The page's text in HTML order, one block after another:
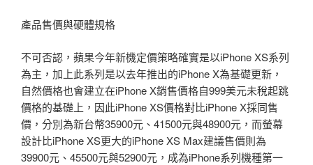
產品售價與硬體規格
不可否認，蘋果今年新機定價策略確實是以iPhone XS系列
為主，加上此系列是以去年推出的iPhone X為基礎更新，
自然價格也會建立在iPhone X銷售價格自999美元未稅起跳
價格的基礎上，因此iPhone XS價格對比iPhone X採同售
價，分別為新台幣35900元、41500元與48900元，而螢幕
設計比iPhone XS更大的iPhone XS Max建議售價則為
39900元、45500元與52900元，成為iPhone系列機種第一